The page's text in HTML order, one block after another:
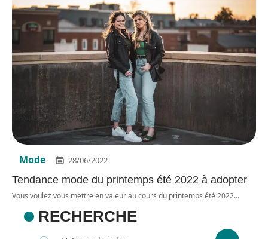
Mode 28/06/2022
Tendance mode du printemps été 2022 à adopter
Vous voulez vous mettre en valeur au cours du printemps été 2022…
RECHERCHE